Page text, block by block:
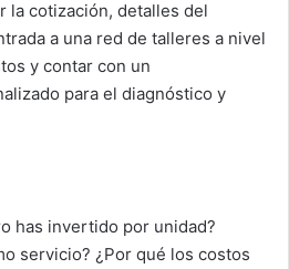
la cotización, detalles del
a una red de talleres a nivel
y contar con un
para el diagnóstico y
has invertido por unidad?
servicio? ¿Por qué los costos